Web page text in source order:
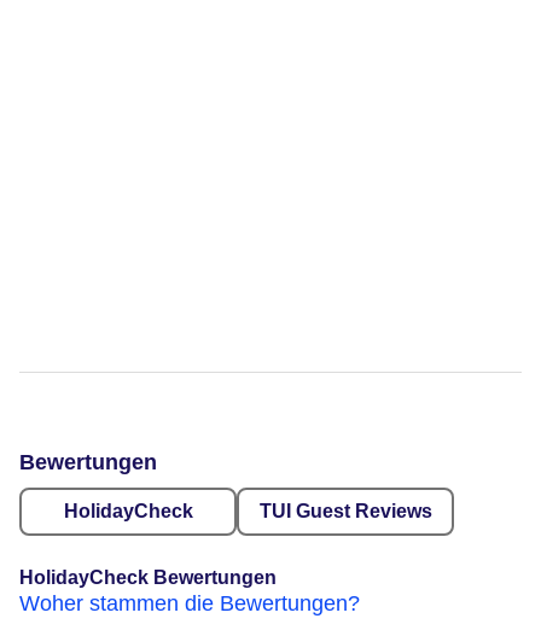
Bewertungen
HolidayCheck TUI Guest Reviews
HolidayCheck Bewertungen
Woher stammen die Bewertungen?